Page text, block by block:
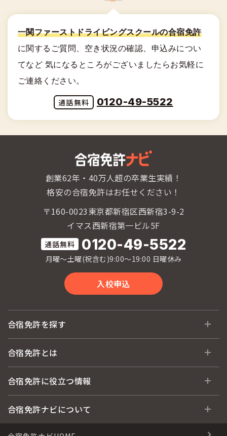
一関ファーストドライビングスクールの合宿免許
に関する ご質問、空き状況の確認、申込みについ
てなど 気になるところがございましたらお気軽に
ご連絡ください。
0120-49-5522
創業62年・40万人超の卒業生実績！
格安の合宿免許はお任せください！
〒160-0023東京都新宿区西新宿3-9-2
イマス西新宿第一ビル5F
0120-49-5522
月曜〜土曜(祝含む)9:00〜19:00 日曜休み
入校申込
合宿免許を探す
全国 教習所一覧
運転免許の種類(車種)
合宿免許とは
合宿免許とは
合宿免許選びのアドバイス
合宿免許に役立つ情報
合宿免許に役立つ情報
合宿免許ナビについて